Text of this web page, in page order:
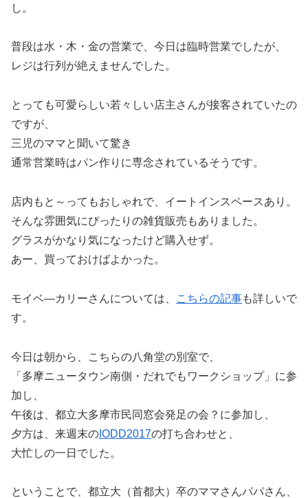
し。
普段は水・木・金の営業で、今日は臨時営業でしたが、
レジは行列が絶えませんでした。
とっても可愛らしい若々しい店主さんが接客されていたの
ですが、
三児のママと聞いて驚き
通常営業時はパン作りに専念されているそうです。
店内もと～ってもおしゃれで、イートインスペースあり。
そんな雰囲気にぴったりの雑貨販売もありました。
グラスがかなり気になったけど購入せず。
あー、買っておけばよかった。
モイベ―カリーさんについては、 こちらの記事も詳しいで
す。
今日は朝から、こちらの八角堂の別室で、
「多摩ニュータウン南側・だれでもワークショップ」に参
加し、
午後は、都立大多摩市民同窓会発足の会？に参加し、
夕方は、来週末の IODD2017の打ち合わせと、
大忙しの一日でした。
ということで、都立大（首都大）卒のママさんパパさん、